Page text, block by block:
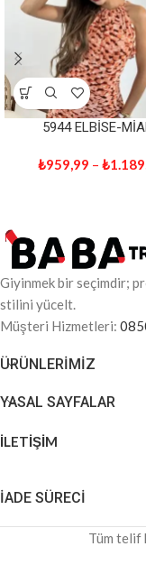
5944 ELBİSE-
₺959,99 – ₺
Giyinmek bir seçimdir;
stilini yücelt.
Müşteri Hizmetleri:
ÜRÜNLERIMIZ
YASAL SAYFALAR
İLETİŞİM
İADE SÜRECİ
Tüm telif